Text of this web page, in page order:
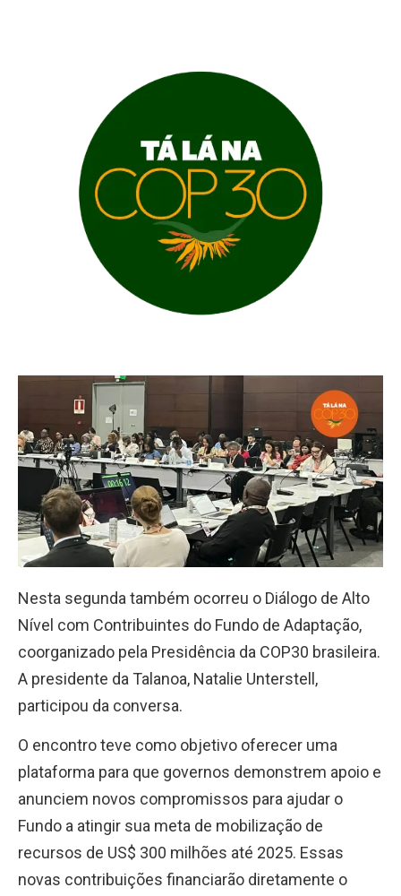
Nesta segunda também ocorreu o Diálogo de Alto
Nível com Contribuintes do Fundo de Adaptação,
coorganizado pela Presidência da COP30 brasileira.
A presidente da Talanoa, Natalie Unterstell,
participou da conversa.
O encontro teve como objetivo oferecer uma
plataforma para que governos demonstrem apoio e
anunciem novos compromissos para ajudar o
Fundo a atingir sua meta de mobilização de
recursos de US$ 300 milhões até 2025. Essas
novas contribuições financiarão diretamente o